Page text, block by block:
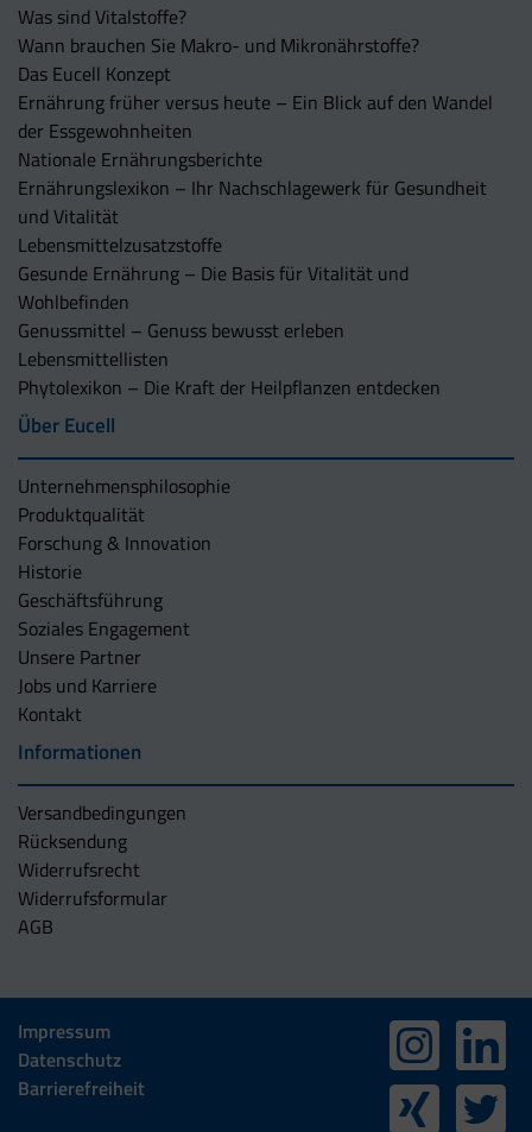
Was sind Vitalstoffe?
Wann brauchen Sie Makro- und Mikronährstoffe?
Das Eucell Konzept
Ernährung früher versus heute – Ein Blick auf den Wandel
der Essgewohnheiten
Nationale Ernährungsberichte
Ernährungslexikon – Ihr Nachschlagewerk für Gesundheit
und Vitalität
Lebensmittelzusatzstoffe
Gesunde Ernährung – Die Basis für Vitalität und
Wohlbefinden
Genussmittel – Genuss bewusst erleben
Lebensmittellisten
Phytolexikon – Die Kraft der Heilpflanzen entdecken
Über Eucell
Unternehmens­philosophie
Produktqualität
Forschung & Innovation
Historie
Geschäftsführung
Soziales Engagement
Unsere Partner
Jobs und Karriere
Kontakt
Informationen
Versandbedingungen
Rücksendung
Widerrufsrecht
Widerrufsformular
AGB
Impressum
Datenschutz
Barrierefreiheit